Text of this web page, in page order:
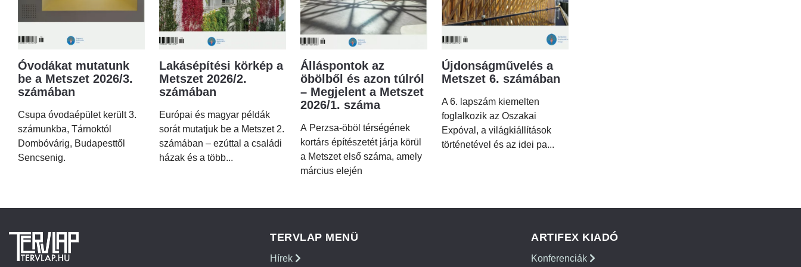
Óvodákat mutatunk
be a Metszet 2026/3.
számában
Csupa óvodaépület került 3.
számunkba, Tárnoktól
Dombóvárig, Budapesttől
Sencsenig.
Lakásépítési körkép a
Metszet 2026/2.
számában
Európai és magyar példák
sorát mutatjuk be a Metszet 2.
számában – ezúttal a családi
házak és a több...
Álláspontok az
öbölből és azon túlról
– Megjelent a Metszet
2026/1. száma
A Perzsa-öböl térségének
kortárs építészetét járja körül
a Metszet első száma, amely
március elején
Újdonságművelés a
Metszet 6. számában
A 6. lapszám kiemelten
foglalkozik az Oszakai
Expóval, a világkiállítások
történetével és az idei pa...
TERVLAP MENÜ
Hírek
ARTIFEX KIADÓ
Konferenciák